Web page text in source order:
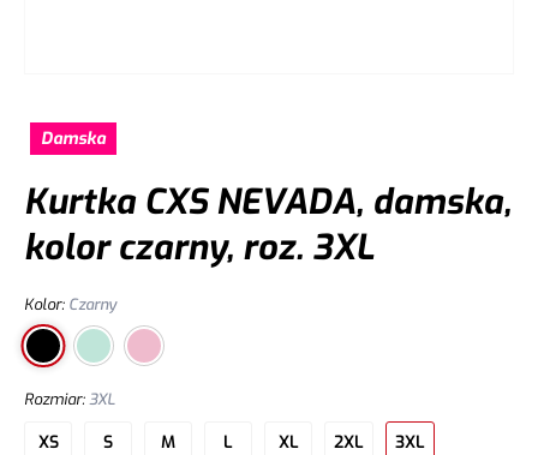
Damska
Kurtka CXS NEVADA, damska,
kolor czarny, roz. 3XL
Kolor: Czarny
Rozmiar:3XL
XS S M L XL 2XL 3XL